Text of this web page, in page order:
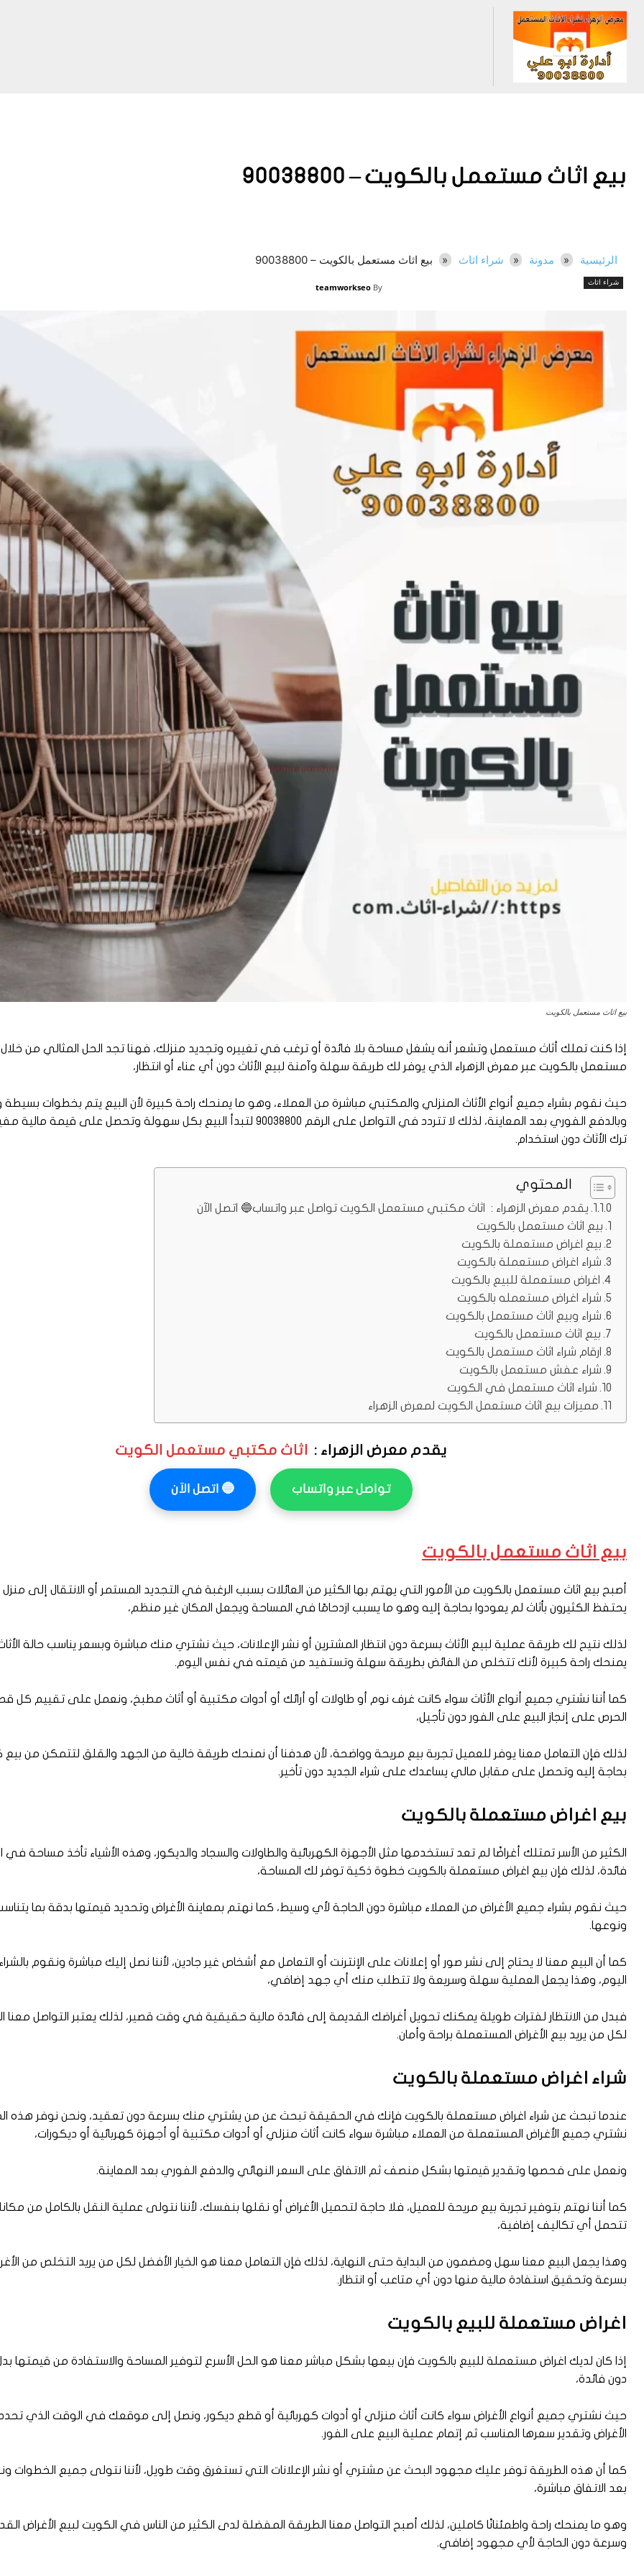
بيع اثاث مستعمل بالكويت – 90038800
الرئيسية مدونة شراء اثاث بيع اثاث مستعمل بالكويت – 90038800
By
teamworkseo شراء اثاث
بيع اثاث مستعمل بالكويت
إذا كنت تملك أثاث مستعمل وتشعر أنه يشغل مساحة بلا فائدة أو ترغب في تغييره وتجديد منزلك، فهنا تجد الحل المثالي من خلال
مستعمل بالكويت عبر معرض الزهراء الذي يوفر لك طريقة سهلة وآمنة لبيع الأثاث دون أي عناء أو انتظار،
حيث نقوم بشراء جميع أنواع الأثاث المنزلي والمكتبي مباشرة من العملاء، وهو ما يمنحك راحة كبيرة لأن البيع يتم بخطوات
وبالدفع الفوري بعد المعاينة، لذلك لا تتردد في التواصل على الرقم 90038800 لتبدأ البيع بكل سهولة وتحصل على
ترك الأثاث دون استخدام.
المحتوي
يقدم معرض الزهراء : اثاث مكتبي مستعمل الكويت تواصل عبر واتساب🔵 اتصل الآن
بيع اثاث مستعمل بالكويت
بيع اغراض مستعملة بالكويت
شراء اغراض مستعملة بالكويت
اغراض مستعملة للبيع بالكويت
شراء اغراض مستعمله بالكويت
شراء وبيع اثاث مستعمل بالكويت
بيع اثاث مستعمل بالكويت
ارقام شراء اثاث مستعمل بالكويت
شراء عفش مستعمل بالكويت
شراء اثاث مستعمل في الكويت
مميزات بيع اثاث مستعمل الكويت لمعرض الزهراء
يقدم معرض الزهراء : اثاث مكتبي مستعمل الكويت
تواصل عبر واتساب 🔵 اتصل الآن
بيع اثاث مستعمل بالكويت
أصبح بيع اثاث مستعمل بالكويت من الأمور التي يهتم بها الكثير من العائلات بسبب الرغبة في التجديد المستمر أو الانتقال إلى
يحتفظ الكثيرون بأثاث لم يعودوا بحاجة إليه وهو ما يسبب ازدحامًا في المساحة ويجعل المكان غير منظم،
لذلك نتيح لك طريقة عملية لبيع الأثاث بسرعة دون انتظار المشترين أو نشر الإعلانات، حيث نشتري منك مباشرة وبسعر يناسب حالة
يمنحك راحة كبيرة لأنك تتخلص من الفائض بطريقة سهلة وتستفيد من قيمته في نفس اليوم.
كما أننا نشتري جميع أنواع الأثاث سواء كانت غرف نوم أو طاولات أو أرائك أو أدوات مكتبية أو أثاث مطبخ، ونعمل على تقييم كل
الحرص على إنجاز البيع على الفور دون تأجيل،
لذلك فإن التعامل معنا يوفر للعميل تجربة بيع مريحة وواضحة، لأن هدفنا أن نمنحك طريقة خالية من الجهد والقلق لتتمكن من
بحاجة إليه وتحصل على مقابل مالي يساعدك على شراء الجديد دون تأخير.
بيع اغراض مستعملة بالكويت
الكثير من الأسر تمتلك أغراضًا لم تعد تستخدمها مثل الأجهزة الكهربائية والطاولات والسجاد والديكور، وهذه الأشياء تأخذ مساحة في
فائدة، لذلك فإن بيع اغراض مستعملة بالكويت خطوة ذكية توفر لك المساحة،
حيث نقوم بشراء جميع الأغراض من العملاء مباشرة دون الحاجة لأي وسيط، كما نهتم بمعاينة الأغراض وتحديد قيمتها بدقة بما
ونوعها.
كما أن البيع معنا لا يحتاج إلى نشر صور أو إعلانات على الإنترنت أو التعامل مع أشخاص غير جادين، لأننا نصل إليك مباشرة ونقوم
اليوم، وهذا يجعل العملية سهلة وسريعة ولا تتطلب منك أي جهد إضافي،
فبدل من الانتظار لفترات طويلة يمكنك تحويل أغراضك القديمة إلى فائدة مالية حقيقية في وقت قصير، لذلك يعتبر التواصل معنا
لكل من يريد بيع الأغراض المستعملة براحة وأمان.
شراء اغراض مستعملة بالكويت
عندما تبحث عن شراء اغراض مستعملة بالكويت فإنك في الحقيقة تبحث عن من يشتري منك بسرعة دون تعقيد، ونحن نوفر هذه
نشتري جميع الأغراض المستعملة من العملاء مباشرة سواء كانت أثاث منزلي أو أدوات مكتبية أو أجهزة كهربائية أو ديكورات،
ونعمل على فحصها وتقدير قيمتها بشكل منصف ثم الاتفاق على السعر النهائي والدفع الفوري بعد المعاينة.
كما أننا نهتم بتوفير تجربة بيع مريحة للعميل، فلا حاجة لتحميل الأغراض أو نقلها بنفسك، لأننا نتولى عملية النقل بالكامل من
تتحمل أي تكاليف إضافية،
وهذا يجعل البيع معنا سهل ومضمون من البداية حتى النهاية، لذلك فإن التعامل معنا هو الخيار الأفضل لكل من يريد التخلص من
بسرعة وتحقيق استفادة مالية منها دون أي متاعب أو انتظار.
اغراض مستعملة للبيع بالكويت
إذا كان لديك اغراض مستعملة للبيع بالكويت فإن بيعها بشكل مباشر معنا هو الحل الأسرع لتوفير المساحة والاستفادة من قيمتها
دون فائدة،
حيث نشتري جميع أنواع الأغراض سواء كانت أثاث منزلي أو أدوات كهربائية أو قطع ديكور، ونصل إلى موقعك في الوقت الذي
الأغراض وتقدير سعرها المناسب ثم إتمام عملية البيع على الفور.
كما أن هذه الطريقة توفر عليك مجهود البحث عن مشتري أو نشر الإعلانات التي تستغرق وقت طويل، لأننا نتولى جميع الخطوات
بعد الاتفاق مباشرة،
وهو ما يمنحك راحة واطمئنانًا كاملين، لذلك أصبح التواصل معنا الطريقة المفضلة لدى الكثير من الناس في الكويت لبيع الأغراض
وسرعة دون الحاجة لأي مجهود إضافي.